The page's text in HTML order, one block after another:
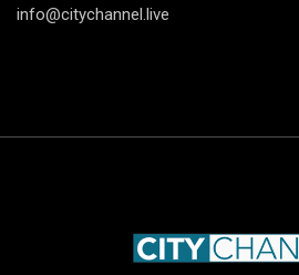
info@citychannel.live